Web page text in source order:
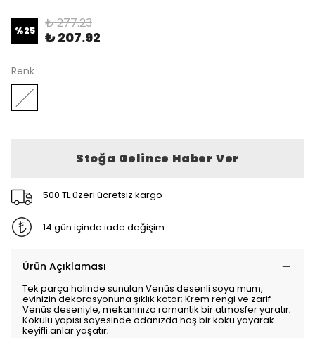
%25 ₺ 277.23
₺ 207.92
Renk
Stoğa Gelince Haber Ver
500 TL üzeri ücretsiz kargo
14 gün içinde iade değişim
Ürün Açıklaması
Tek parça halinde sunulan Venüs desenli soya mum,
evinizin dekorasyonuna şıklık katar; Krem rengi ve zarif
Venüs deseniyle, mekanınıza romantik bir atmosfer yaratır;
Kokulu yapısı sayesinde odanızda hoş bir koku yayarak
keyifli anlar yaşatır;